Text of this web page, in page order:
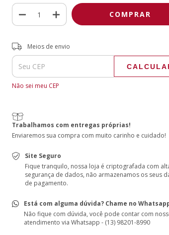
Entregas para o CEP:
Meios de envio
Não sei meu CEP
Trabalhamos com entregas próprias!
Enviaremos sua compra com muito carinho e cuidado!
Site Seguro
Fique tranquilo, nossa loja é criptografada com
segurança de dados, não armazenamos os seus
de pagamento.
Está com alguma dúvida? Chame no
Não fique com dúvida, você pode contar com
atendimento via Whatsapp - (13) 98201-8990